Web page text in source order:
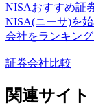
NISAおすすめ証
NISA(ニーサ)を
会社をランキング
証券会社比較
関連サイト